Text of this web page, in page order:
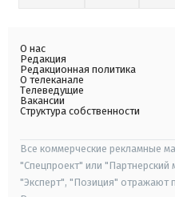
О нас
Редакция
Редакционная политика
О телеканале
Телеведущие
Вакансии
Структура собственности
Все коммерческие рекламные
"Спецпроект" или
"Эксперт", "Позиция" отражают